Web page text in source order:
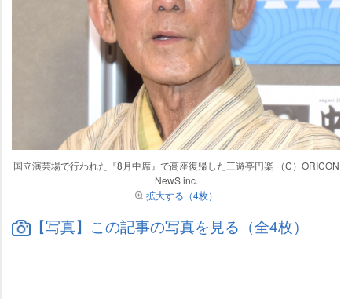
国立演芸場で行われた『8月中席』で高座復帰した三遊亭円楽 （C）ORICON
NewS inc.
拡大する（4枚）
【写真】この記事の写真を見る（全4枚）